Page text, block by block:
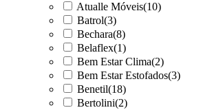
Atualle Móveis(10)
Batrol(3)
Bechara(8)
Belaflex(1)
Bem Estar Clima(2)
Bem Estar Estofados(3)
Benetil(18)
Bertolini(2)